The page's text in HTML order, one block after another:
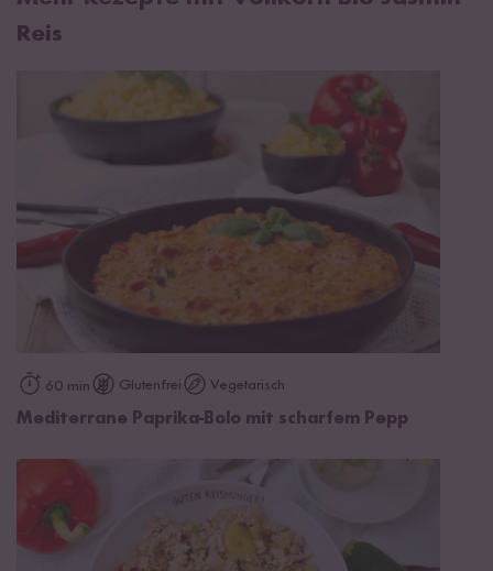
Reis
60 min Glutenfrei Vegetarisch
Mediterrane Paprika-Bolo mit scharfem Pepp